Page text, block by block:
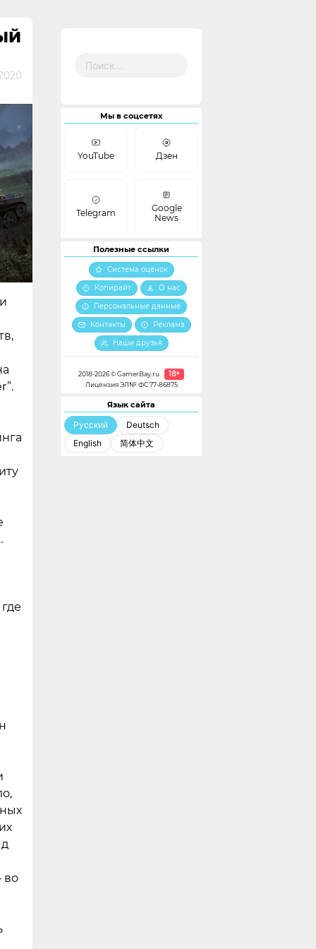
во
Мы в соцсетях
YouTube Дзен
Telegram
Google
News
Полезные ссылки
Система оценок
Копирайт
О нас
Персональные данные
Контакты
Реклама
Наши друзья
2018-2026 © GamerBay.ru 18+
Лицензия ЭЛ№ ФС 77-86875
Язык сайта
Русский
Deutsch
English
简体中文